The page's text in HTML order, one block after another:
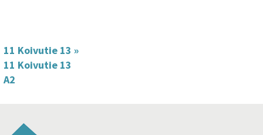
11 Koivutie 13 »
11 Koivutie 13
A2